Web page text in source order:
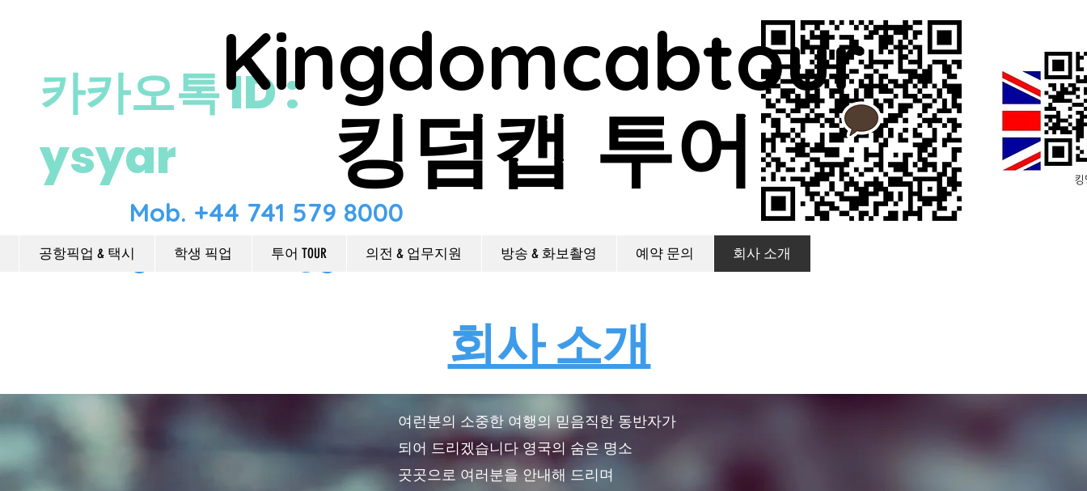
​카카오톡 ID :
ysyar
Mob. +44 741 579 8000
kingdomcabtour@gmail.com
공항픽업 & 택시 학생 픽업 투어 TOUR 의전 & 업무지원 방송 & 화보촬영 예약 문의 회사 소개
Kingdomcabtour
킹덤캡 투어
회사 소개
여런분의 소중한 여행의 믿음직한 동반자가
되어 드리겠습니다 영국의 숨은 명소
곳곳으로 여러분을 안내해 드리며